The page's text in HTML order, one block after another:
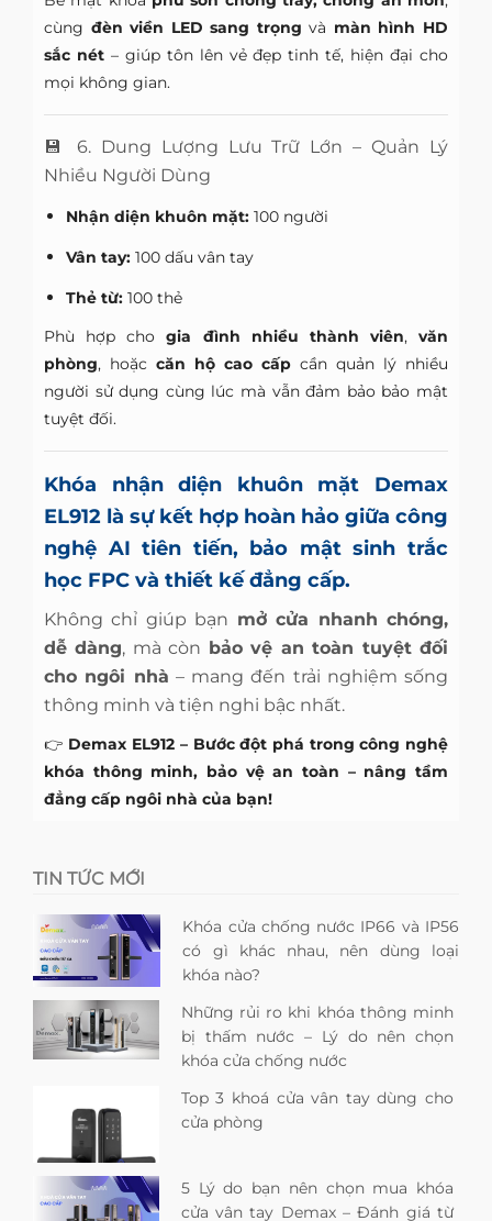
cùng đèn viền LED sang trọng và màn hình HD
sắc nét– giúp tôn lên vẻ đẹp tinh tế, hiện đại cho
mọi không gian.
💾 6. Dung Lượng Lưu Trữ Lớn – Quản Lý
Nhiều Người Dùng
Nhận diện khuôn mặt: 100 người
Vân tay: 100 dấu vân tay
Thẻ từ: 100 thẻ
Phù hợp chogia đình nhiều thành viên, văn
phòng, hoặc căn hộ cao cấp cần quản lý nhiều
người sử dụng cùng lúc mà vẫn đảm bảo bảo mật
tuyệt đối.
Khóa nhận diện khuôn mặt Demax
EL912 là sự kết hợp hoàn hảo giữa công
nghệ AI tiên tiến, bảo mật sinh trắc
học FPC và thiết kế đẳng cấp.
Không chỉ giúp bạn mở cửa nhanh chóng,
dễ dàng, mà còn bảo vệ an toàn tuyệt đối
cho ngôi nhà – mang đến trải nghiệm sống
thông minh và tiện nghi bậc nhất.
👉 Demax EL912 – Bước đột phá trong công nghệ
khóa thông minh, bảo vệ an toàn – nâng tầm
đẳng cấp ngôi nhà của bạn!
TIN TỨC MỚI
Khóa cửa chống nước IP66 và IP56
có gì khác nhau, nên dùng loại
khóa nào?
Những rủi ro khi khóa thông minh
bị thấm nước – Lý do nên chọn
khóa cửa chống nước
Top 3 khoá cửa vân tay dùng cho
cửa phòng
5 Lý do bạn nên chọn mua khóa
cửa vân tay Demax – Đánh giá từ